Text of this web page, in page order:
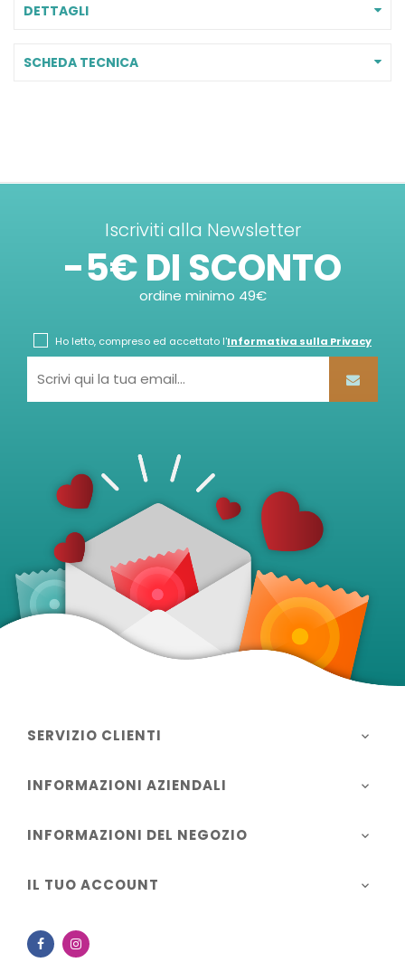
DETTAGLI
SCHEDA TECNICA
Iscriviti alla Newsletter
-5€ DI SCONTO
ordine minimo 49€
Ho letto, compreso ed accettato l'Informativa sulla Privacy
SERVIZIO CLIENTI 
INFORMAZIONI AZIENDALI 
INFORMAZIONI DEL NEGOZIO 
IL TUO ACCOUNT 
Facebook